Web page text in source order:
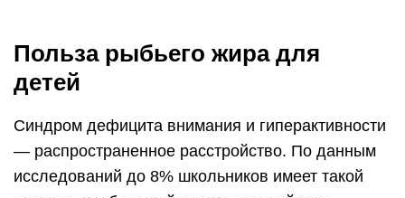
Польза рыбьего жира для
детей
Синдром дефицита внимания и гиперактивности
— распространенное расстройство. По данным
исследований до 8% школьников имеет такой